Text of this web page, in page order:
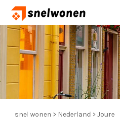
snel wonen > Nederland > Joure